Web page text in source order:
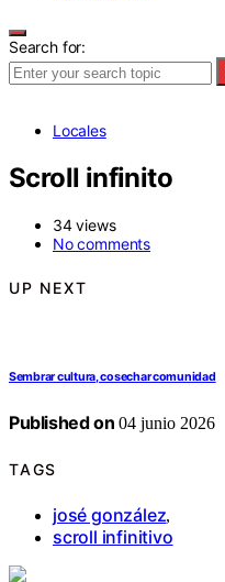
Search for:
Locales
Scroll infinito
34 views
No comments
UP NEXT
Sembrar cultura, cosechar comunidad
Published on 04 junio 2026
TAGS
josé gonzález,
scroll infinitivo